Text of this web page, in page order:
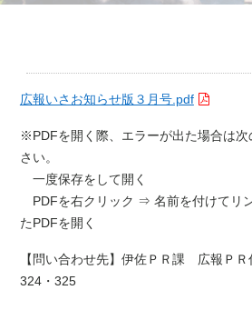
広報いさお知らせ版３月号.pdf
※PDFを開く際、エラーが出た場合は次
さい。
一度保存をして開く
PDFを右クリック ⇒ 名前を付けてリ
たPDFを開く
【問い合わせ先】伊佐ＰＲ課 広報Ｐ
324・325